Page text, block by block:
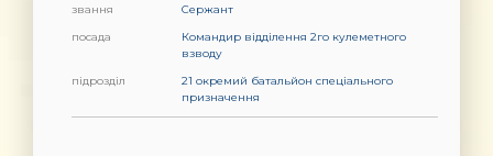
звання
Сержант
посада
Командир відділення 2го кулеметного
взводу
підрозділ
21 окремий батальйон спеціального
призначення